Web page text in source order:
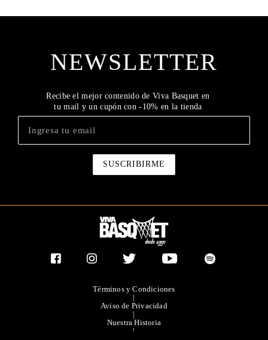
NEWSLETTER
Recibe el mejor contenido de Viva Basquet en
tu mail y un cupón con -10% en la tienda
Términos y Condiciones
|
Aviso de Privacidad
|
Nuestra Historia
|